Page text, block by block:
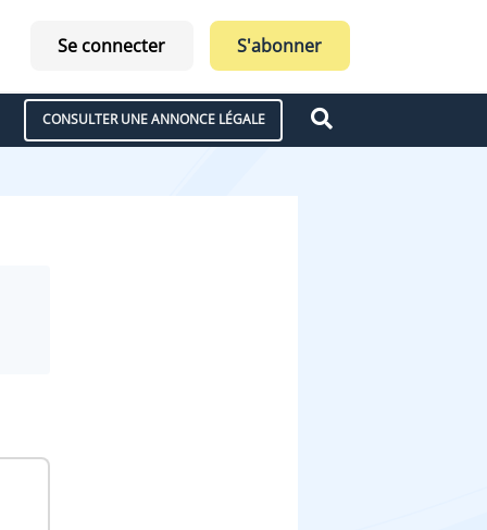
Se connecter S'abonner
CONSULTER UNE ANNONCE LÉGALE